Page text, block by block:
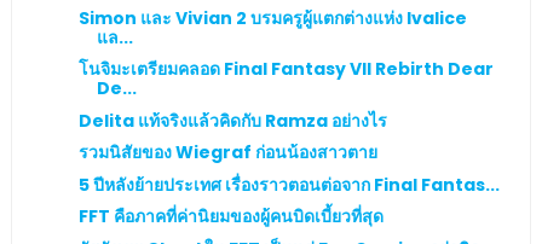
Simon และ Vivian 2 บรมครูผู้แตกต่างแห่ง Ivalice
แล...
โนจิมะเตรียมคลอด Final Fantasy VII Rebirth Dear
De...
Delita แท้จริงแล้วคิดกับ Ramza อย่างไร
รวมนิสัยของ Wiegraf ก่อนน้องสาวตาย
5 ปีหลังย้ายประเทศ เรื่องราวตอนต่อจาก Final Fantas...
FFT คือภาคที่ค่านิยมของผู้คนบิดเบี้ยวที่สุด